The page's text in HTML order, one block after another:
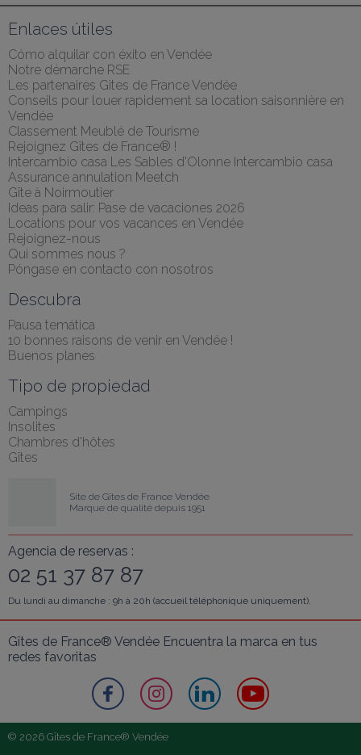
Enlaces útiles
Cómo alquilar con éxito en Vendée
Notre démarche RSE
Les partenaires Gites de France Vendée
Conseils pour louer rapidement sa location saisonnière en
Vendée
Classement Meublé de Tourisme
Rejoignez Gîtes de France® !
Intercambio casa Les Sables d'Olonne Intercambio casa
Assurance annulation Meetch
Gîte à Noirmoutier
Ideas para salir: Pase de vacaciones 2026
Locations pour vos vacances en Vendée
Rejoignez-nous
Qui sommes nous ?
Póngase en contacto con nosotros
Descubra
Pausa temática
10 bonnes raisons de venir en Vendée !
Buenos planes
Tipo de propiedad
Campings
Insolites
Chambres d'hôtes
Gîtes
Site de Gîtes de France Vendée
Marque de qualité depuis 1951
Agencia de reservas :
02 51 37 87 87
Du lundi au dimanche : 9h à 20h (accueil téléphonique uniquement).
Gîtes de France® Vendée Encuentra la marca en tus
redes favoritas
© 2026 Gîtes de France® Vendée